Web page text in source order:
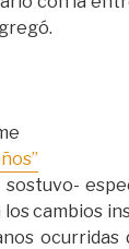
cambios